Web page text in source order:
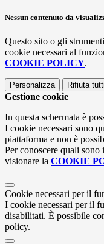
Nessun contenuto da
Questo sito o gli
cookie necessari al
COOKIE POLICY.
Personalizza Rifiuta tutti
Gestione cookie
In questa schermata è
I cookie necessari sono
piattaforma e non è
Per conoscere quali
visionare la COOKIE
Cookie necessari per il
I cookie necessari per il
disabilitati. È possibile
policy.